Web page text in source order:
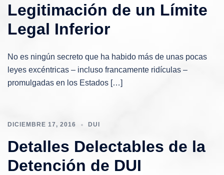
Legitimación de un Límite
Legal Inferior
No es ningún secreto que ha habido más de unas pocas
leyes excéntricas – incluso francamente ridículas –
promulgadas en los Estados […]
DICIEMBRE 17, 2016 DUI
Detalles Delectables de la
Detención de DUI